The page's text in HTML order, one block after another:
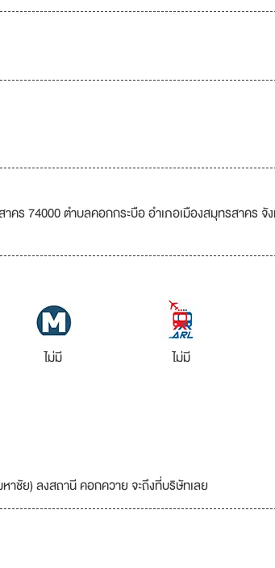
คร 74000 ตำบลคอกกระบือ อำเภอเมืองสมุทรสาคร จั
ไม่มี ไม่มี
าชัย) ลงสถานี คอกควาย จะถึงที่บริษัทเลย